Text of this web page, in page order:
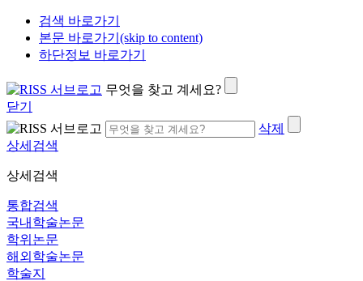
검색 바로가기
본문 바로가기(skip to content)
하단정보 바로가기
무엇을 찾고 계세요?
닫기
삭제
상세검색
상세검색
통합검색
국내학술논문
학위논문
해외학술논문
학술지